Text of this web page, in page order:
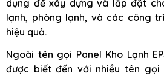
dụng để xây dựng và lắp đặt
lạnh, phòng lạnh, và các công
hiệu quả.
Ngoài tên gọi Panel Kho Lạnh
được biết đến với nhiều tên gọi